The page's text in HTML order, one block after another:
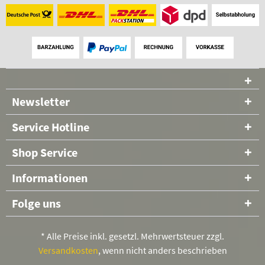
Newsletter
Service Hotline
Shop Service
Informationen
Folge uns
* Alle Preise inkl. gesetzl. Mehrwertsteuer zzgl.
Versandkosten, wenn nicht anders beschrieben